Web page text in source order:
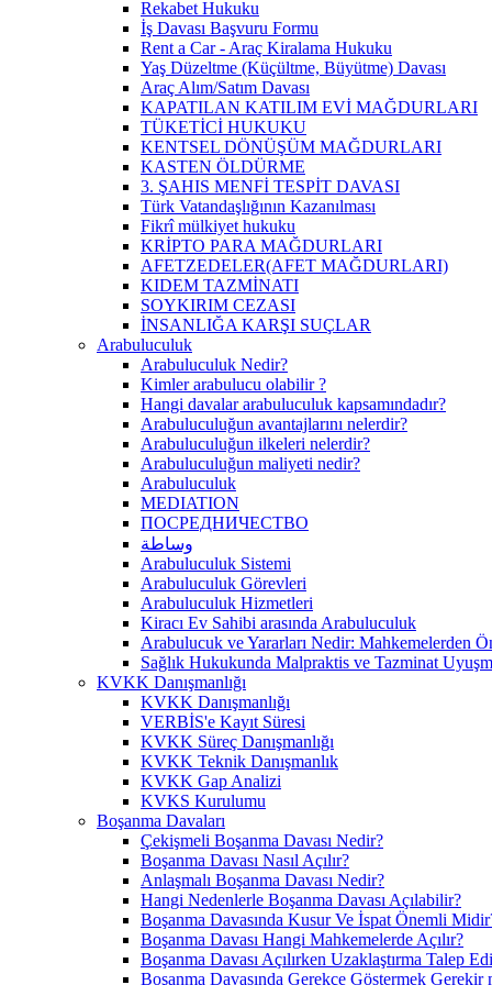
Rekabet Hukuku
İş Davası Başvuru Formu
Rent a Car - Araç Kiralama Hukuku
Yaş Düzeltme (Küçültme, Büyütme) Davası
Araç Alım/Satım Davası
KAPATILAN KATILIM EVİ MAĞDURLARI
TÜKETİCİ HUKUKU
KENTSEL DÖNÜŞÜM MAĞDURLARI
KASTEN ÖLDÜRME
3. ŞAHIS MENFİ TESPİT DAVASI
Türk Vatandaşlığının Kazanılması
Fikrî mülkiyet hukuku
KRİPTO PARA MAĞDURLARI
AFETZEDELER(AFET MAĞDURLARI)
KIDEM TAZMİNATI
SOYKIRIM CEZASI
İNSANLIĞA KARŞI SUÇLAR
Arabuluculuk
Arabuluculuk Nedir?
Kimler arabulucu olabilir ?
Hangi davalar arabuluculuk kapsamındadır?
Arabuluculuğun avantajlarını nelerdir?
Arabuluculuğun ilkeleri nelerdir?
Arabuluculuğun maliyeti nedir?
Arabuluculuk
MEDIATION
ПОСРЕДНИЧЕСТВО
وساطة
Arabuluculuk Sistemi
Arabuluculuk Görevleri
Arabuluculuk Hizmetleri
Kiracı Ev Sahibi arasında Arabuluculuk
Arabulucuk ve Yararları Nedir: Mahkemelerden
Sağlık Hukukunda Malpraktis ve Tazminat
KVKK Danışmanlığı
KVKK Danışmanlığı
VERBİS'e Kayıt Süresi
KVKK Süreç Danışmanlığı
KVKK Teknik Danışmanlık
KVKK Gap Analizi
KVKS Kurulumu
Boşanma Davaları
Çekişmeli Boşanma Davası Nedir?
Boşanma Davası Nasıl Açılır?
Anlaşmalı Boşanma Davası Nedir?
Hangi Nedenlerle Boşanma Davası Açılabilir?
Boşanma Davasında Kusur Ve İspat Önemli
Boşanma Davası Hangi Mahkemelerde Açılır?
Boşanma Davası Açılırken Uzaklaştırma Talep
Boşanma Davasında Gerekçe Göstermek Gerekir